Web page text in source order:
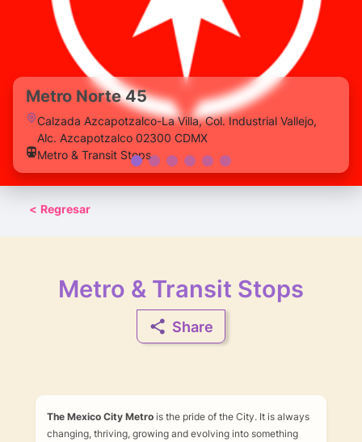
Metro Norte 45
Calzada Azcapotzalco-La Villa, Col. Industrial Vallejo,
Alc. Azcapotzalco 02300 CDMX
Metro & Transit Stops
< Regresar
Metro & Transit Stops
Share
The Mexico City Metro is the pride of the City. It is always
changing, thriving, growing and evolving into something